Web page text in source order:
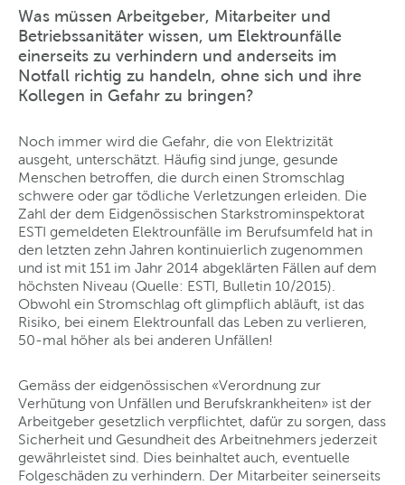
Was müssen Arbeitgeber, Mitarbeiter und
Betriebssanitäter wissen, um Elektrounfälle
einerseits zu verhindern und anderseits im
Notfall richtig zu handeln, ohne sich und ihre
Kollegen in Gefahr zu bringen?
Noch immer wird die Gefahr, die von Elektrizität
ausgeht, unterschätzt. Häufig sind junge, gesunde
Menschen betroffen, die durch einen Stromschlag
schwere oder gar tödliche Verletzungen erleiden. Die
Zahl der dem Eidgenössischen Starkstrominspektorat
ESTI gemeldeten Elektrounfälle im Berufsumfeld hat in
den letzten zehn Jahren kontinuierlich zugenommen
und ist mit 151 im Jahr 2014 abgeklärten Fällen auf dem
höchsten Niveau (Quelle: ESTI, Bulletin 10/2015).
Obwohl ein Stromschlag oft glimpflich abläuft, ist das
Risiko, bei einem Elektrounfall das Leben zu verlieren,
50-mal höher als bei anderen Unfällen!
Gemäss der eidgenössischen «Verordnung zur
Verhütung von Unfällen und Berufskrankheiten» ist der
Arbeitgeber gesetzlich verpflichtet, dafür zu sorgen, dass
Sicherheit und Gesundheit des Arbeitnehmers jederzeit
gewährleistet sind. Dies beinhaltet auch, eventuelle
Folgeschäden zu verhindern. Der Mitarbeiter seinerseits